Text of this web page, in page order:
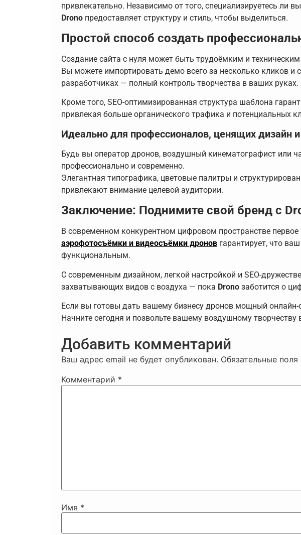
привлекательно. Независимо от того, специализируетесь
Drono предоставляет структуру и стиль, чтобы выделиться.
Простой способ создать
Создание сайта с нуля может быть трудоёмким и
Вы можете импортировать демо всего за несколько кликов и
разработчиках — полный контроль творчества в ваших руках.
Кроме того, SEO-оптимизированная структура шаблона
привлекая больше органического трафика и потенциальных
Идеально для профессионалов, ценящих дизайн
Будь вы оператор дронов, воздушный кинематографист или
профессионально и современно.
Элегантная типографика, цветовые палитры и
привлекают внимание целевой аудитории.
Заключение: Поднимите свой бренд с
В современном конкурентном цифровом пространстве первое
аэрофотосъёмки и видеосъёмки дронов гарантирует, что
функциональным.
С современным дизайном, легкой настройкой и SEO-
захватывающих видов с воздуха — пока Drono заботится о
Если вы готовы дать вашему бизнесу дронов мощный онлайн-
Начните сегодня и позвольте вашему воздушному творчеству
Добавить комментарий
Ваш адрес email не будет опубликован. Обязательные
Комментарий *
Имя *